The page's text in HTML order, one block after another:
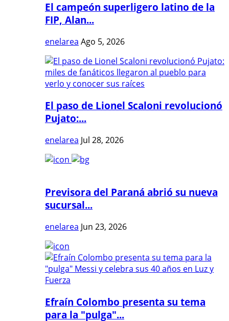
El campeón superligero latino de la
FIP, Alan...
enelarea Ago 5, 2026
El paso de Lionel Scaloni revolucionó
Pujato:...
enelarea Jul 28, 2026
Previsora del Paraná abrió su nueva
sucursal...
enelarea Jun 23, 2026
Efraín Colombo presenta su tema
para la "pulga"...